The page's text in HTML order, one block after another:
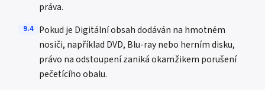
práva.
9.4 Pokud je Digitální obsah dodáván na hmotném
nosiči, například DVD, Blu-ray nebo herním disku,
právo na odstoupení zaniká okamžikem porušení
pečetícího obalu.